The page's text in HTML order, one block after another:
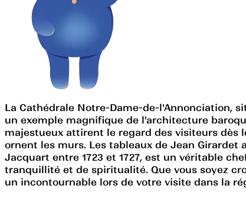
La Cathédrale Notre-Dame-de-l'Annonciation,
un exemple magnifique de l'architecture
majestueux attirent le regard des visiteurs dès
ornent les murs. Les tableaux de Jean
Jacquart entre 1723 et 1727, est un véritable
tranquillité et de spiritualité. Que vous soyez
un incontournable lors de votre visite dans la